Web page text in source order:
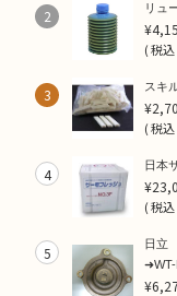
2 リュ
(税込
3 スキ
(税込
4 日本
(税込
5
日立
➜WT-